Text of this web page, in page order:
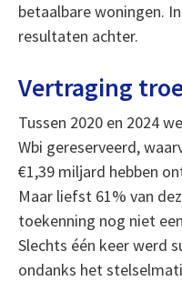
betaalbare woningen.
resultaten achter.
Vertraging
Tussen 2020 en 2024
Wbi gereserveerd,
€1,39 miljard hebben
Maar liefst 61% van
toekenning nog niet
Slechts één keer werd
ondanks het